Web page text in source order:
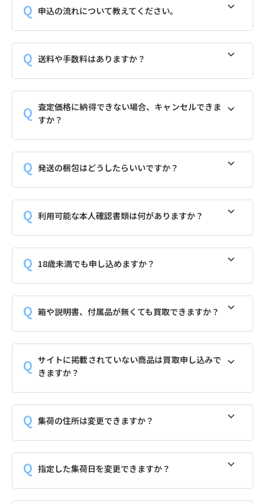
申込の流れについて教えてください。
送料や手数料はありますか？
査定価格に納得できない場合、キャンセルできま
すか？
発送の梱包はどうしたらいいですか？
利用可能な本人確認書類は何がありますか？
18歳未満でも申し込めますか？
箱や説明書、付属品が無くても買取できますか？
サイトに掲載されていない商品は買取申し込みで
きますか？
集荷の住所は変更できますか？
指定した集荷日を変更できますか？